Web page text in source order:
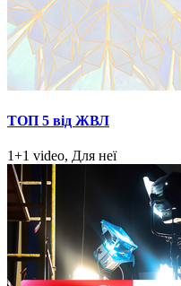
ТОП 5 від ЖВЛ
1+1 video, Для неї